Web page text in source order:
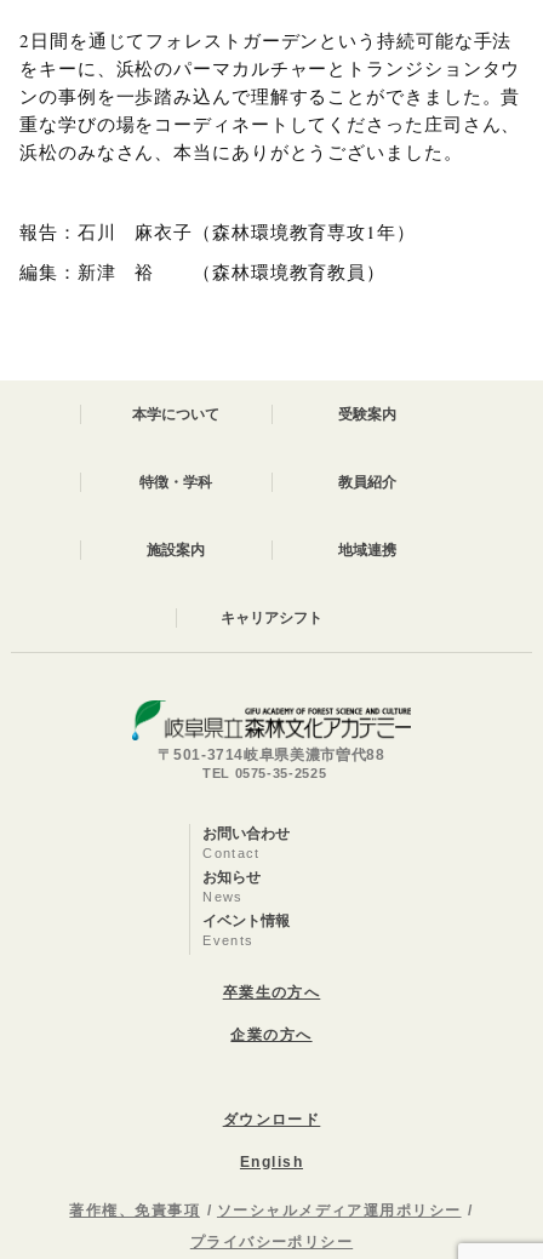
2日間を通じてフォレストガーデンという持続可能な手法
をキーに、浜松のパーマカルチャーとトランジションタウ
ンの事例を一歩踏み込んで理解することができました。貴
重な学びの場をコーディネートしてくださった庄司さん、
浜松のみなさん、本当にありがとうございました。
報告：石川 麻衣子（森林環境教育専攻1年）
編集：新津 裕 （森林環境教育教員）
本学について 受験案内
特徴・学科 教員紹介
施設案内 地域連携
キャリアシフト
〒501-3714岐阜県美濃市曽代88
TEL 0575-35-2525
お問い合わせ
Contact
お知らせ
News
イベント情報
Events
卒業生の方へ
企業の方へ
ダウンロード
English
著作権、免責事項
ソーシャルメディア運用ポリシー
プライバシーポリシー